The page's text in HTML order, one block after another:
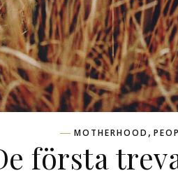
MOTHERHOOD ,
första